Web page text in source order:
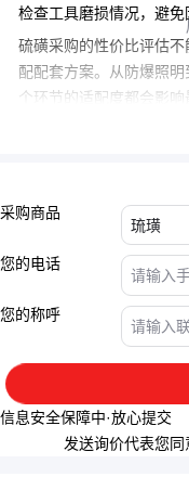
检查工具磨损情况，避免
硫磺采购的性价比评估
配配套方案。从防爆照
个环节的适配度都会影
采购商品
您的电话
您的称呼
信息安全保障中·放心提交
发送询价代表您同